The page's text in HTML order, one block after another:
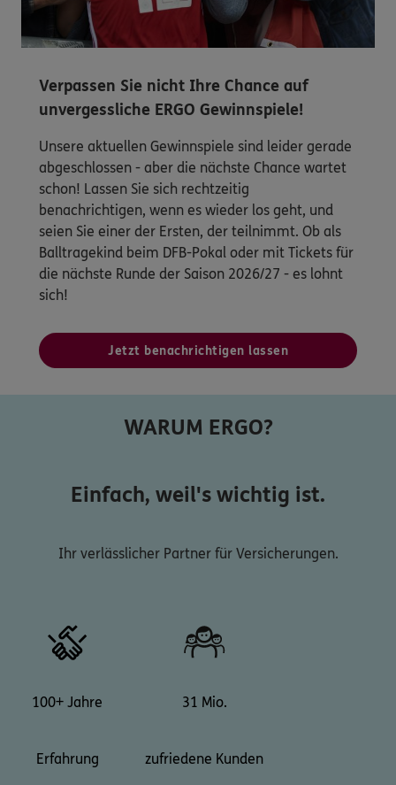
Verpassen Sie nicht Ihre Chance auf
unvergessliche ERGO Gewinnspiele!
Unsere aktuellen Gewinnspiele sind leider gerade
abgeschlossen - aber die nächste Chance wartet
schon! Lassen Sie sich rechtzeitig
benachrichtigen, wenn es wieder los geht, und
seien Sie einer der Ersten, der teilnimmt. Ob als
Balltragekind beim DFB-Pokal oder mit Tickets für
die nächste Runde der Saison 2026/27 - es lohnt
sich!
Jetzt benachrichtigen lassen
WARUM ERGO?
Einfach, weil's wichtig ist.
Ihr verlässlicher Partner für Versicherungen.
100+ Jahre
Erfahrung
31 Mio.
zufriedene Kunden